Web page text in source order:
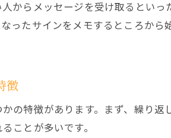
リチュアルなメッセージを記録す
からメッセージを受け取るとい
ったサインをメモするところか
徴
の特徴があります。まず、繰り
ことが多いです。